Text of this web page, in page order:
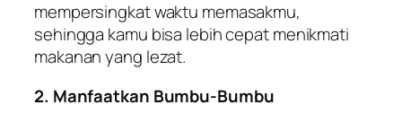
mempersingkat waktu memasakmu,
sehingga kamu bisa lebih cepat menikmati
makanan yang lezat.
2. Manfaatkan Bumbu-Bumbu